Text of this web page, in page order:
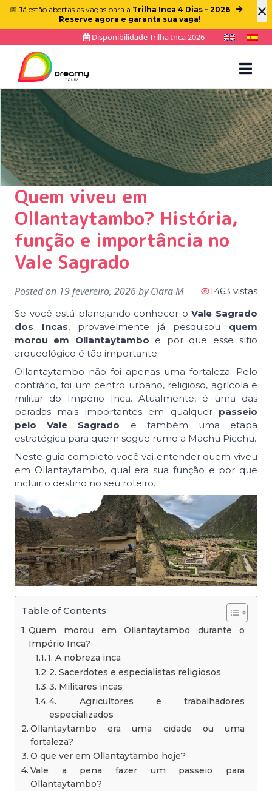
×
📅 Já estão abertas as vagas para a Trilha Inca 4 Dias – 2026.
Reserve agora e garanta sua vaga!
Disponibilidade Trilha Inca 2026
Quem viveu em
Ollantaytambo? História,
função e importância no
Vale Sagrado
Posted on 19 fevereiro, 2026byClara M
1463 vistas
Se você está planejando conhecer oVale Sagrado
dos Incas, provavelmente já pesquisou quem
morou em Ollantaytambo e por que esse sítio
arqueológico é tão importante.
Ollantaytambo não foi apenas uma fortaleza. Pelo
contrário, foi um centro urbano, religioso, agrícola e
militar do Império Inca. Atualmente, é uma das
paradas mais importantes em qualquer passeio
pelo Vale Sagrado e também uma etapa
estratégica para quem segue rumo a Machu Picchu.
Neste guia completo você vai entender quem viveu
em Ollantaytambo, qual era sua função e por que
incluir o destino no seu roteiro.
Table of Contents
Quem morou em Ollantaytambo durante o
Império Inca?
1. A nobreza inca
2. Sacerdotes e especialistas religiosos
3. Militares incas
4. Agricultores e trabalhadores
especializados
Ollantaytambo era uma cidade ou uma
fortaleza?
O que ver em Ollantaytambo hoje?
Vale a pena fazer um passeio para
Ollantaytambo?